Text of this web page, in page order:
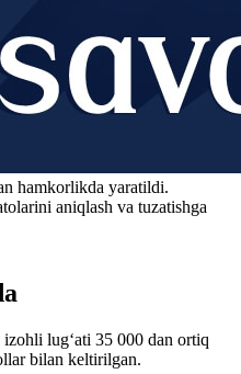
hamkorlikda yaratildi.
aniqlash va tuzatishga
lug‘ati 35 000 dan ortiq
bilan keltirilgan.